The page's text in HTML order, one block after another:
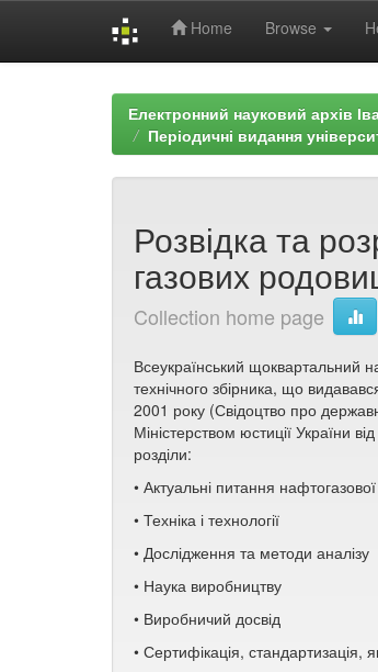
Home Browse
Електронний науковий архів
Періодичні видання
Розвідка та
газових
Collection home page
Всеукраїнський щоквартальний
технічного збірника, що
2001 року (Свідоцтво про
Міністерством юстиції України
розділи:
• Актуальні питання нафтогазової
• Техніка і технології
• Дослідження та методи аналізу
• Наука виробництву
• Виробничий досвід
• Сертифікація, стандартизація,